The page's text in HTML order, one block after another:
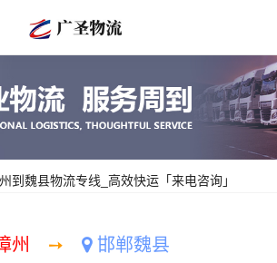
到魏县物流专线_高效快运「来电咨询」
州 ➙ 邯郸魏县